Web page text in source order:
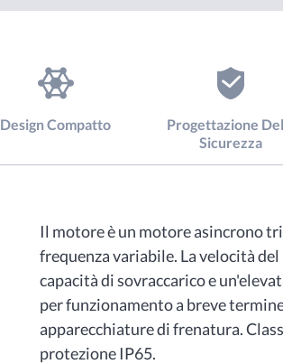
Design Compatto
Progettazione
Sicurezza
Il motore è un motore asincrono
frequenza variabile. La velocità
capacità di sovraccarico e
per funzionamento a breve
apparecchiature di frenatura.
protezione IP65.